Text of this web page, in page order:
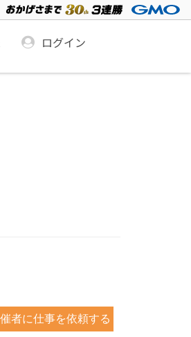
ログイン
者に仕事を依頼する